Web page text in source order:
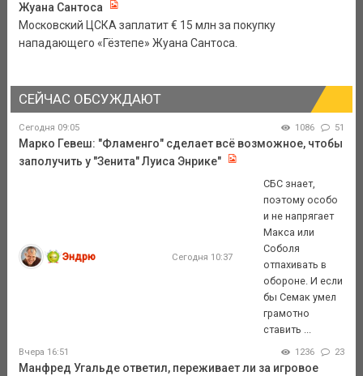
Жуана Сантоса
Московский ЦСКА заплатит € 15 млн за покупку
нападающего «Гёзтепе» Жуана Сантоса.
СЕЙЧАС ОБСУЖДАЮТ
Сегодня 09:05 1086 51
Марко Гевеш: "Фламенго" сделает всё возможное, чтобы
заполучить у "Зенита" Луиса Энрике"
Эндрю Сегодня 10:37
СБС знает,
поэтому особо
и не напрягает
Макса или
Соболя
отпахивать в
обороне. И если
бы Семак умел
грамотно
ставить ...
Вчера 16:51 1236 23
Манфред Угальде ответил, переживает ли за игровое